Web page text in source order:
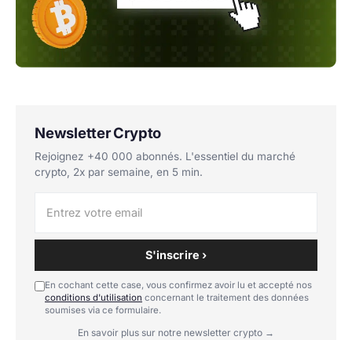
Newsletter Crypto
Rejoignez +40 000 abonnés. L'essentiel du marché
crypto, 2x par semaine, en 5 min.
S'inscrire ›
En cochant cette case, vous confirmez avoir lu et accepté nos
conditions d'utilisation concernant le traitement des données
soumises via ce formulaire.
En savoir plus sur notre newsletter crypto →